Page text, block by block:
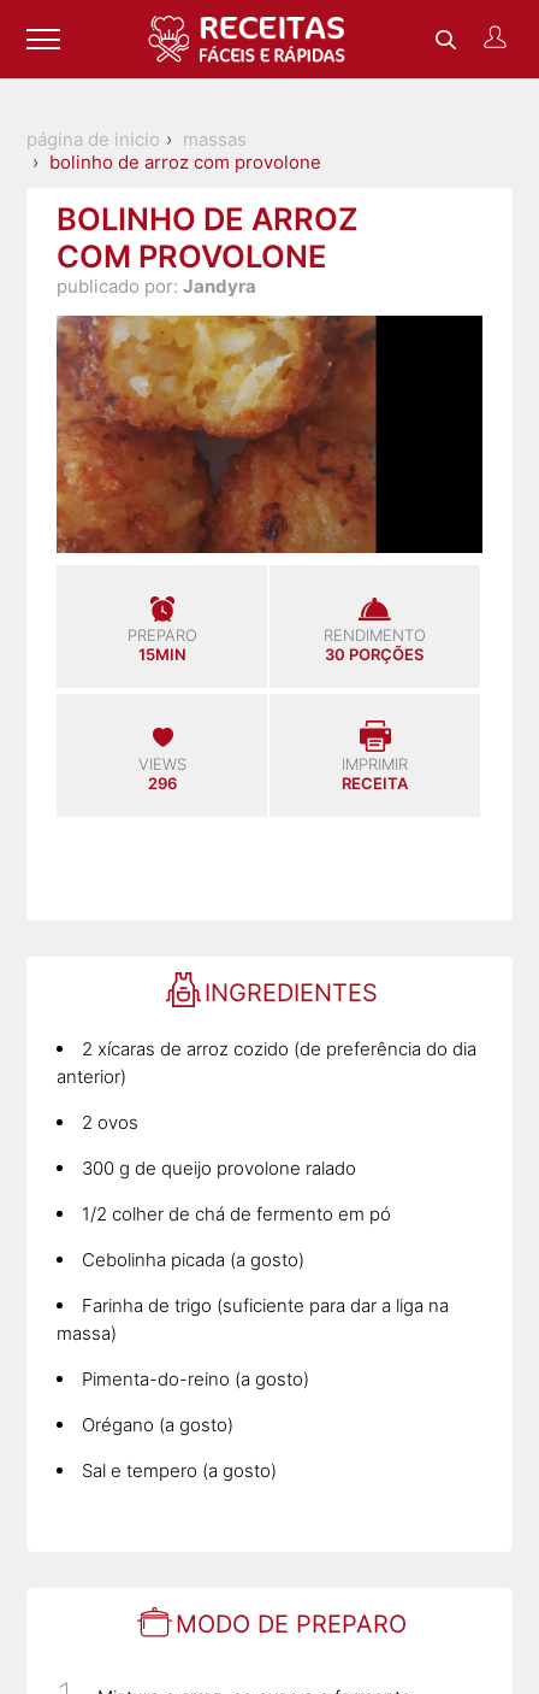
página de inicio
massas
bolinho de arroz com provolone
BOLINHO DE ARROZ
COM PROVOLONE
publicado por:Jandyra
PREPARO
15MIN
RENDIMENTO
30 PORÇÕES
VIEWS
296
IMPRIMIR
RECEITA
INGREDIENTES
2 xícaras de arroz cozido (de preferência do dia
anterior)
2 ovos
300 g de queijo provolone ralado
1/2 colher de chá de fermento em pó
Cebolinha picada (a gosto)
Farinha de trigo (suficiente para dar a liga na
massa)
Pimenta-do-reino (a gosto)
Orégano (a gosto)
Sal e tempero (a gosto)
MODO DE PREPARO